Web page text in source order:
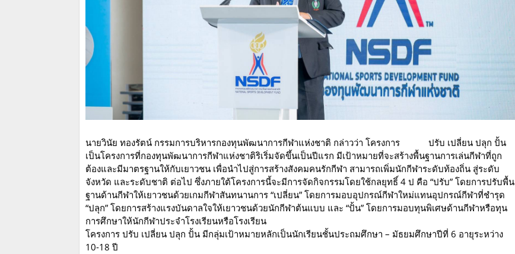
นายวินัย ทองรัตน์ กรรมการบริหารกองทุนพัฒนาการกีฬาแห่งชาติ กล่าวว่า โครงการ ปรับ เปลี่ยน ปลุก ปั้น
เป็นโครงการที่กองทุนพัฒนาการกีฬาแห่งชาติริเริ่มจัดขึ้นเป็นปีแรก มีเป้าหมายที่จะสร้างพื้นฐานการเล่นกีฬาที่ถูก
ต้องและมีมาตรฐานให้กับเยาวชน เพื่อนำไปสู่การสร้างสังคมคนรักกีฬา สามารถเพิ่มนักกีฬาระดับท้องถิ่น สู่ระดับ
จังหวัด และระดับชาติ ต่อไป ซึ่งภายใต้โครงการนี้จะมีการจัดกิจกรรมโดยใช้กลยุทธิ์ 4 ป คือ “ปรับ” โดยการปรับพื้น
ฐานด้านกีฬาให้เยาวชนด้วยเกมกีฬาสันทนานการ “เปลี่ยน” โดยการมอบอุปกรณ์กีฬาใหม่แทนอุปกรณ์กีฬาที่ชำรุด
“ปลุก” โดยการสร้างแรงบันดาลใจให้เยาวชนด้วยนักกีฬาต้นแบบ และ “ปั้น” โดยการมอบทุนพิเศษด้านกีฬาหรือทุน
การศึกษาให้นักกีฬาประจำโรงเรียนหรือโรงเรียน
โครงการ ปรับ เปลี่ยน ปลุก ปั้น มีกลุ่มเป้าหมายหลักเป็นนักเรียนชั้นประถมศึกษา – มัธยมศึกษาปีที่ 6 อายุระหว่าง
10-18 ปี